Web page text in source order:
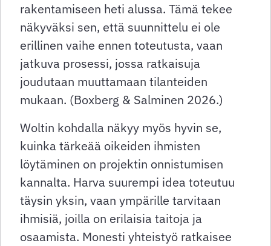
rakentamiseen heti alussa. Tämä tekee
näkyväksi sen, että suunnittelu ei ole
erillinen vaihe ennen toteutusta, vaan
jatkuva prosessi, jossa ratkaisuja
joudutaan muuttamaan tilanteiden
mukaan. (Boxberg & Salminen 2026.)
Woltin kohdalla näkyy myös hyvin se,
kuinka tärkeää oikeiden ihmisten
löytäminen on projektin onnistumisen
kannalta. Harva suurempi idea toteutuu
täysin yksin, vaan ympärille tarvitaan
ihmisiä, joilla on erilaisia taitoja ja
osaamista. Monesti yhteistyö ratkaisee